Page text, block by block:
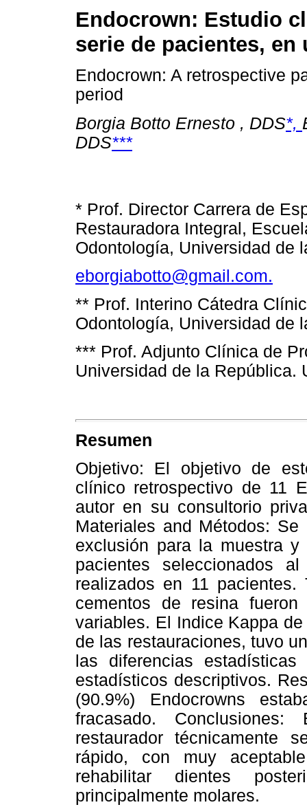
Endocrown: Estudio
serie de pacientes, en
Endocrown: A retrospective
period
Borgia Botto Ernesto , DDS*,
DDS***
* Prof. Director Carrera de
Restauradora Integral,
Odontología, Universidad de
eborgiabotto@gmail.com.
** Prof. Interino Cátedra
Odontología, Universidad de
*** Prof. Adjunto Clínica de
Universidad de la República.
Resumen
Objetivo: El objetivo de
clínico retrospectivo de 11
autor en su consultorio
Materiales and Métodos: Se
exclusión para la muestra
pacientes seleccionados
realizados en 11 pacientes.
cementos de resina
variables. El Indice Kappa
de las restauraciones, tuvo
las diferencias
estadísticos descriptivos.
(90.9%) Endocrowns
fracasado. Conclusiones:
restaurador técnicamente
rápido, con muy
rehabilitar dientes
principalmente molares.